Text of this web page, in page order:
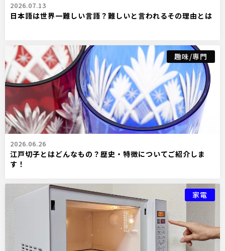
2026.07.13
日本語は世界一難しい言語？難しいと言われるその理由とは
趣味/専門
2026.06.26
江戸切子とはどんなもの？歴史・特徴についてご紹介しま
す！
家電